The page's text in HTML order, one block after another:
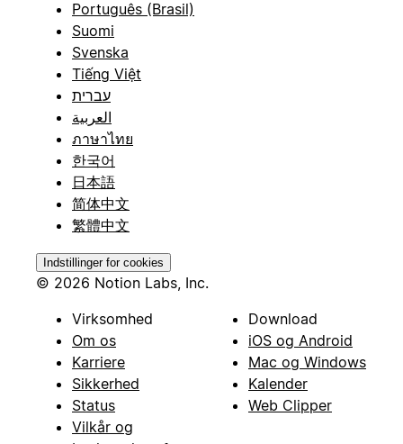
Português (Brasil)
Suomi
Svenska
Tiếng Việt
עברית
العربية
ภาษาไทย
한국어
日本語
简体中文
繁體中文
Indstillinger for cookies
© 2026 Notion Labs, Inc.
Virksomhed
Om os
Karriere
Sikkerhed
Status
Vilkår og
Download
iOS og Android
Mac og Windows
Kalender
Web Clipper